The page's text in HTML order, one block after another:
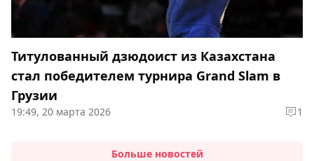
Титулованный дзюдоист из Казахстана
стал победителем турнира Grand Slam в
Грузии
19:49, 20 марта 2026 1
Больше новостей